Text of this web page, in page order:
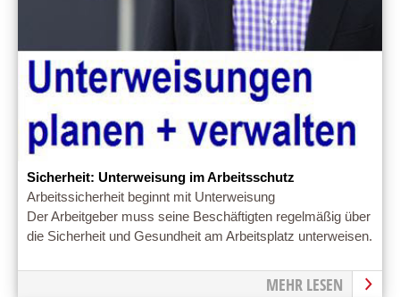
Sicherheit: Unterweisung im Arbeitsschutz
Arbeitssicherheit beginnt mit Unterweisung
Der Arbeitgeber muss seine Beschäftigten regelmäßig über
die Sicherheit und Gesundheit am Arbeitsplatz unterweisen.
MEHR LESEN